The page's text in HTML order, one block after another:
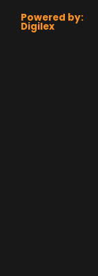
Powered by:
Digilex